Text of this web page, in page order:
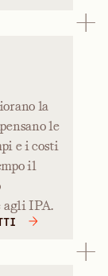
la
le
e i costi
il
agli IPA.